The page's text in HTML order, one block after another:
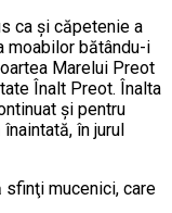
ca şi căpetenie a
moabilor bătându-i
Marelui Preot
Înalt Preot. Înalta
şi pentru
în jurul
sfinţi mucenici, care